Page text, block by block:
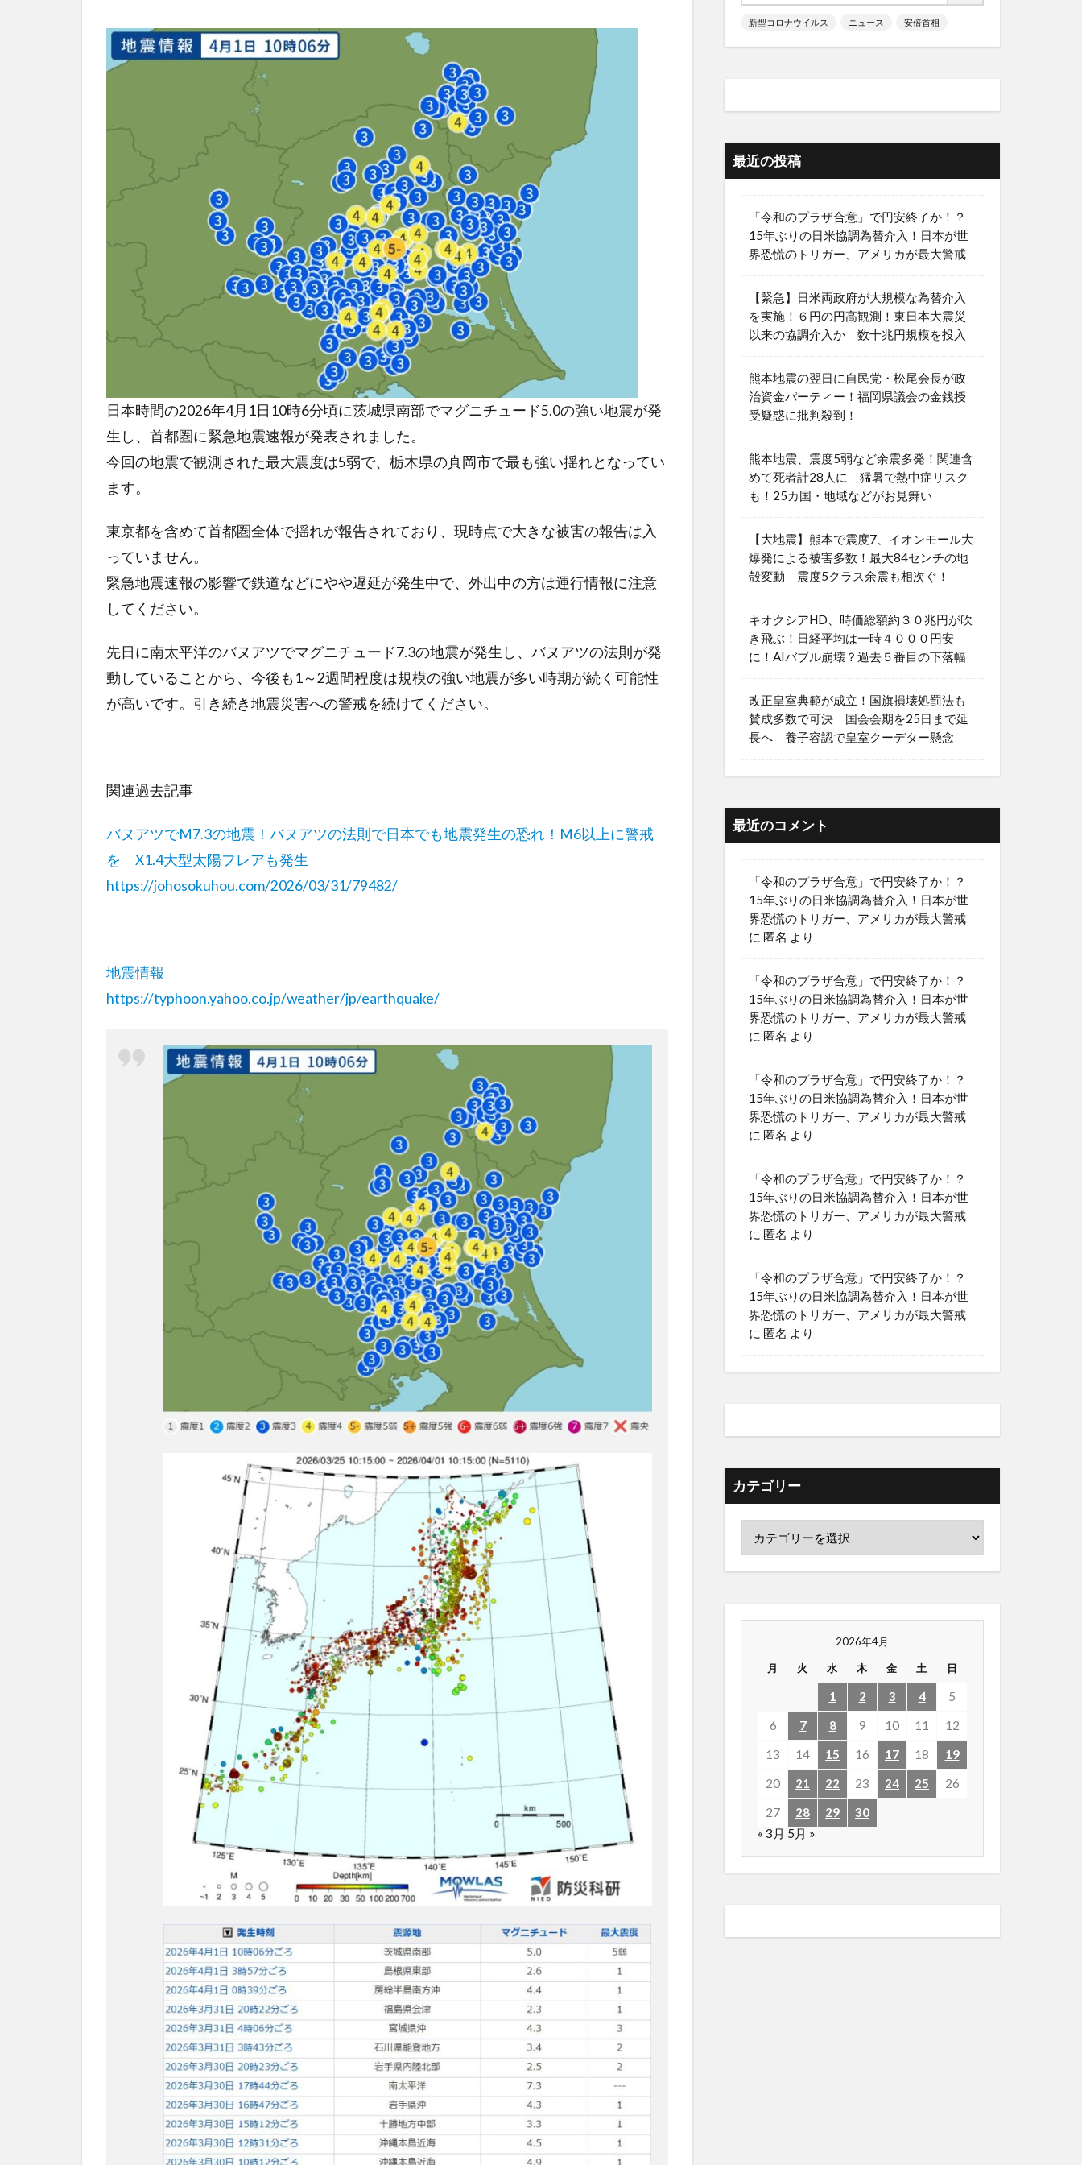
日本時間の2026年4月1日10時6分頃に茨城県南部でマグニチュード5.0の強い地震が発
生し、首都圏に緊急地震速報が発表されました。
今回の地震で観測された最大震度は5弱で、栃木県の真岡市で最も強い揺れとなってい
ます。
東京都を含めて首都圏全体で揺れが報告されており、現時点で大きな被害の報告は入
っていません。
緊急地震速報の影響で鉄道などにやや遅延が発生中で、外出中の方は運行情報に注意
してください。
先日に南太平洋のバヌアツでマグニチュード7.3の地震が発生し、バヌアツの法則が発
動していることから、今後も1～2週間程度は規模の強い地震が多い時期が続く可能性
が高いです。引き続き地震災害への警戒を続けてください。
関連過去記事
バヌアツでM7.3の地震！バヌアツの法則で日本でも地震発生の恐れ！M6以上に警戒
を X1.4大型太陽フレアも発生
https://johosokuhou.com/2026/03/31/79482/
地震情報
https://typhoon.yahoo.co.jp/weather/jp/earthquake/
新型コロナウイルス ニュース 安倍首相
最近の投稿
「令和のプラザ合意」で円安終了か！？
15年ぶりの日米協調為替介入！日本が世
界恐慌のトリガー、アメリカが最大警戒
【緊急】日米両政府が大規模な為替介入
を実施！６円の円高観測！東日本大震災
以来の協調介入か 数十兆円規模を投入
熊本地震の翌日に自民党・松尾会長が政
治資金パーティー！福岡県議会の金銭授
受疑惑に批判殺到！
熊本地震、震度5弱など余震多発！関連含
めて死者計28人に 猛暑で熱中症リスク
も！25カ国・地域などがお見舞い
【大地震】熊本で震度7、イオンモール大
爆発による被害多数！最大84センチの地
殻変動 震度5クラス余震も相次ぐ！
キオクシアHD、時価総額約３０兆円が吹
き飛ぶ！日経平均は一時４０００円安
に！AIバブル崩壊？過去５番目の下落幅
改正皇室典範が成立！国旗損壊処罰法も
賛成多数で可決 国会会期を25日まで延
長へ 養子容認で皇室クーデター懸念
最近のコメント
「令和のプラザ合意」で円安終了か！？
15年ぶりの日米協調為替介入！日本が世
界恐慌のトリガー、アメリカが最大警戒
に 匿名 より
「令和のプラザ合意」で円安終了か！？
15年ぶりの日米協調為替介入！日本が世
界恐慌のトリガー、アメリカが最大警戒
に 匿名 より
「令和のプラザ合意」で円安終了か！？
15年ぶりの日米協調為替介入！日本が世
界恐慌のトリガー、アメリカが最大警戒
に 匿名 より
「令和のプラザ合意」で円安終了か！？
15年ぶりの日米協調為替介入！日本が世
界恐慌のトリガー、アメリカが最大警戒
に 匿名 より
「令和のプラザ合意」で円安終了か！？
15年ぶりの日米協調為替介入！日本が世
界恐慌のトリガー、アメリカが最大警戒
に 匿名 より
カテゴリー
2026年4月
月 火 水 木 金 土 日
1 2 3 4
5
6
7 8 9 10 11
12
13
14 15 16 17 18
19
20
21 22 23 24 25
26
27
28 29
30
« 3月 5月 »